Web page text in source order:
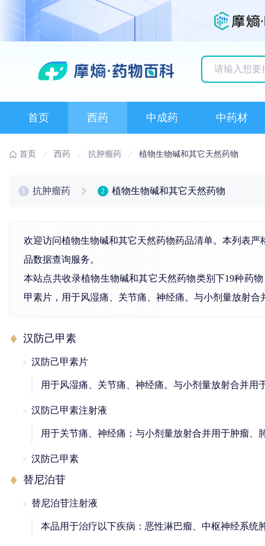
首页 西药 中成药 中药材
首页 西药 抗肿瘤药 植物生物碱和其它天然药物
抗肿瘤药 2 植物生物碱和其它天然药物
欢迎访问植物生物碱和其它天然药物药品清单。本列表
品数据查询服务。
本站点共收录植物生物碱和其它天然药物类别下19种药
甲素片，用于风湿痛、关节痛、神经痛。与小剂量放射
汉防己甲素
汉防己甲素片
用于风湿痛、关节痛、神经痛。与小剂量放射合并
汉防己甲素注射液
用于关节痛、神经痛；与小剂量放射合并用于肿瘤
汉防己甲素
替尼泊苷
替尼泊苷注射液
本品用于治疗以下疾病：恶性淋巴瘤、中枢神经系统